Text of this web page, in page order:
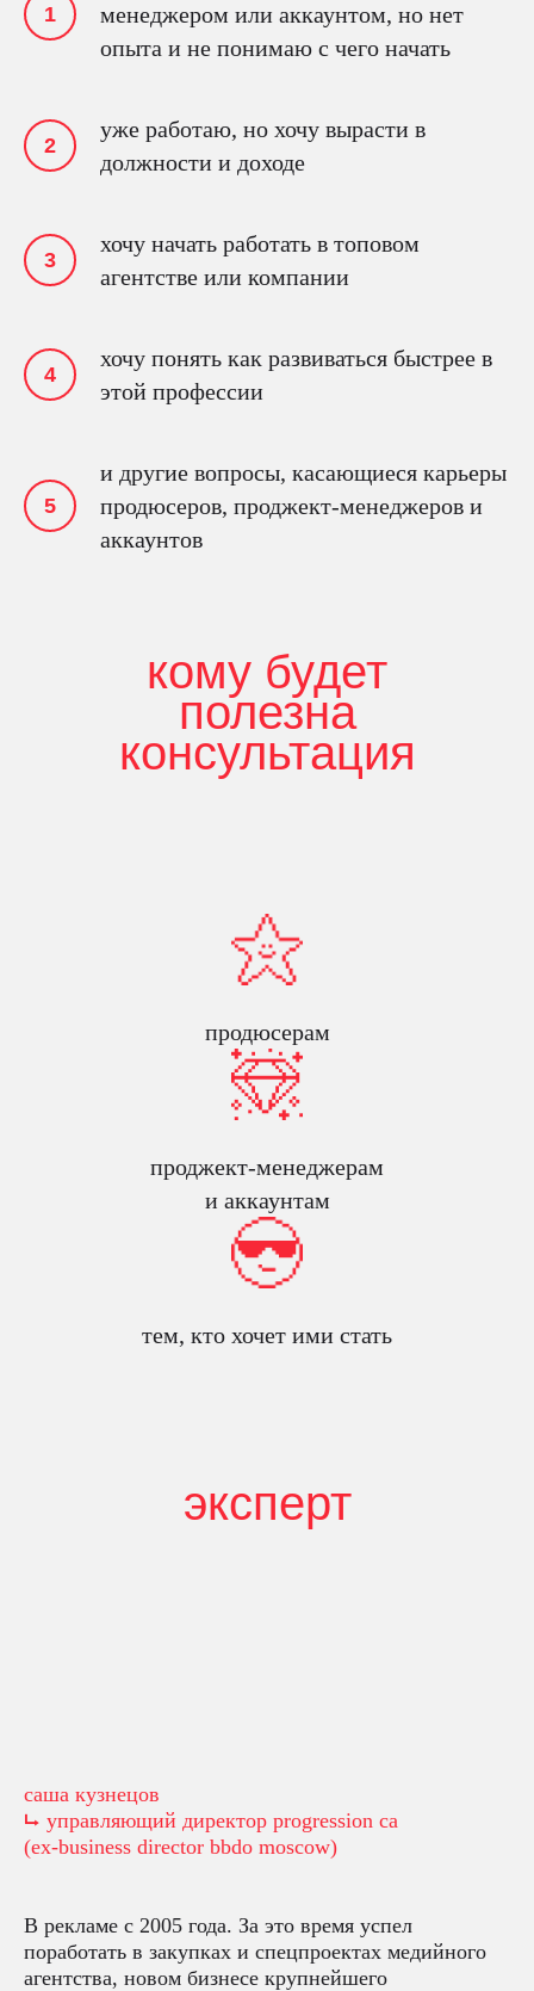
менеджером или аккаунтом, но нет
опыта и не понимаю с чего начать
уже работаю, но хочу вырасти в
должности и доходе
хочу начать работать в топовом
агентстве или компании
хочу понять как развиваться быстрее в
этой профессии
и другие вопросы, касающиеся карьеры
продюсеров, проджект-менеджеров и
аккаунтов
кому будет
полезна
консультация
продюсерам
проджект-менеджерам
и аккаунтам
тем, кто хочет ими стать
эксперт
саша кузнецов
⮡ управляющий директор progression ca
(ex-business director bbdo moscow)
В рекламе с 2005 года. За это время успел
поработать в закупках и спецпроектах медийного
агентства, новом бизнесе крупнейшего